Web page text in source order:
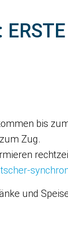
bis
Zug.
und